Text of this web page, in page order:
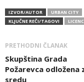
IZVOR/AUTOR
URBAN CITY
KLJUČNE REČI/TAGOVI
PRETHODNI ČLANAK
Skupština Grada
Požarevca odložena
sredu